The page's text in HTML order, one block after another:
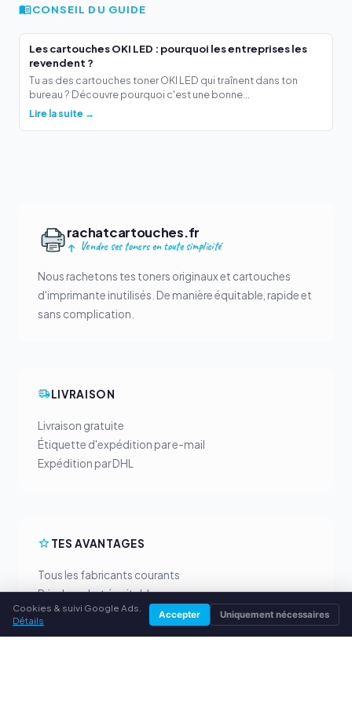
CONSEIL DU GUIDE
Les cartouches OKI LED : pourquoi les entreprises les
revendent ?
Tu as des cartouches toner OKI LED qui traînent dans ton
bureau ? Découvre pourquoi c'est une bonne...
Lire la suite →
rachatcartouches.fr
Vendre ses toners en toute simplicité
Nous rachetons tes toners originaux et cartouches
d'imprimante inutilisés. De manière équitable, rapide et
sans complication.
LIVRAISON
Livraison gratuite
Étiquette d'expédition par e-mail
Expédition par DHL
TES AVANTAGES
Tous les fabricants courants
Prix de rachat équitables
Paiement anticipé par PayPal
Cookies & suivi Google Ads.
Détails
Accepter Uniquement nécessaires